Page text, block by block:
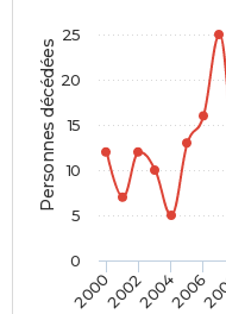
Personnes décédées
2000200220042006
0
5
10
15
20
25